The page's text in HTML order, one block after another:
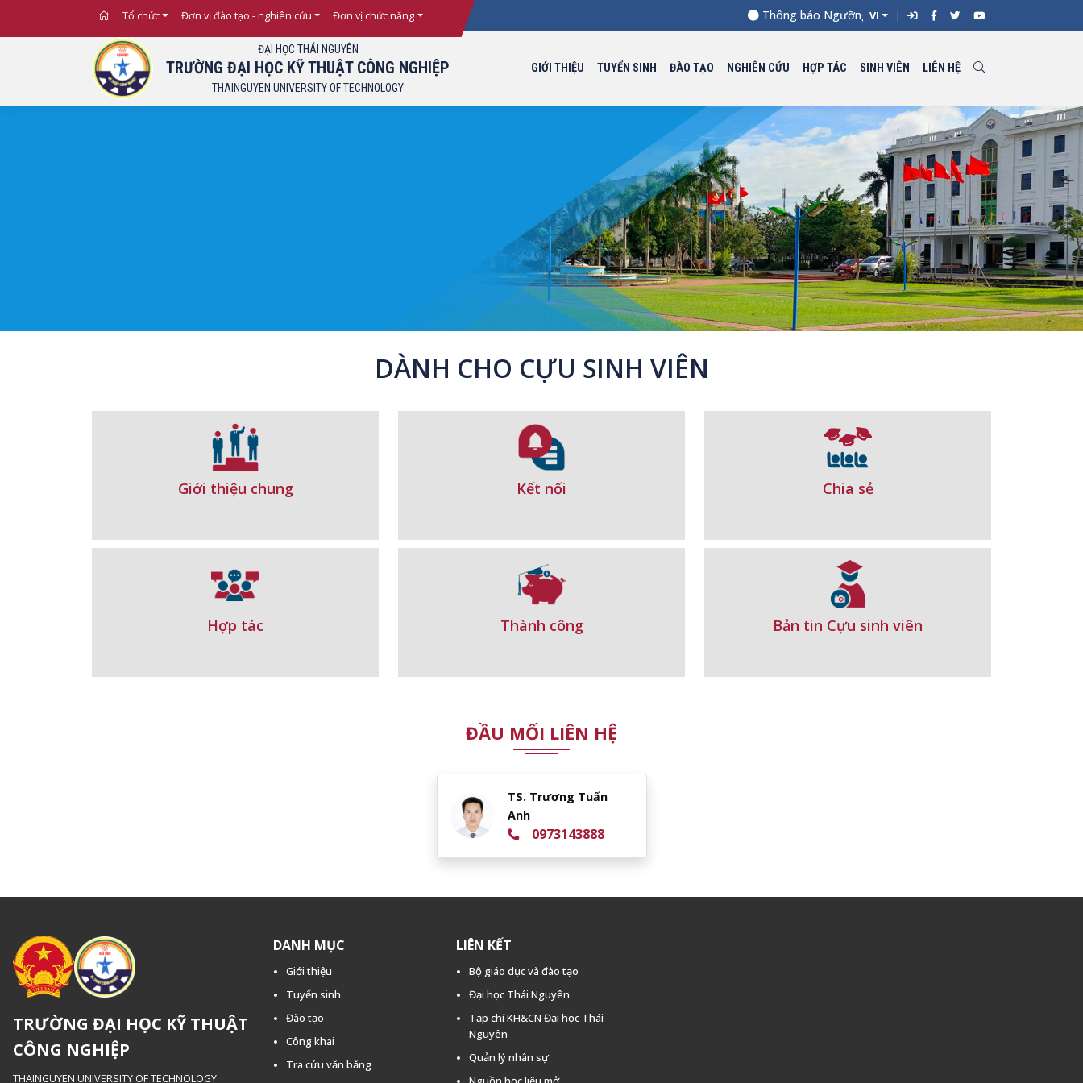
Tổ chức Đơn vị đào tạo - nghiên cứu Đơn vị chức năng Thông báo Ngưỡng điểm xét tuyển đối với từng ngành đào
VI
ĐẠI HỌC THÁI NGUYÊN
TRƯỜNG ĐẠI HỌC KỸ THUẬT CÔNG NGHIỆP
THAINGUYEN UNIVERSITY OF TECHNOLOGY
GIỚI THIỆU TUYỂN SINH ĐÀO TẠO NGHIÊN CỨU HỢP TÁC SINH VIÊN LIÊN HỆ
DÀNH CHO CỰU SINH VIÊN
Giới thiệu chung Kết nối Chia sẻ
Hợp tác Thành công Bản tin Cựu sinh viên
ĐẦU MỐI LIÊN HỆ
TS. Trương Tuấn
Anh
0973143888
TRƯỜNG ĐẠI HỌC KỸ THUẬT
CÔNG NGHIỆP
THAINGUYEN UNIVERSITY OF TECHNOLOGY
DANH MỤC
Giới thiệu
Tuyển sinh
Đào tạo
Công khai
Tra cứu văn bằng
LIÊN KẾT
Bộ giáo dục và đào tạo
Đại học Thái Nguyên
Tạp chí KH&CN Đại học Thái
Nguyên
Quản lý nhân sự